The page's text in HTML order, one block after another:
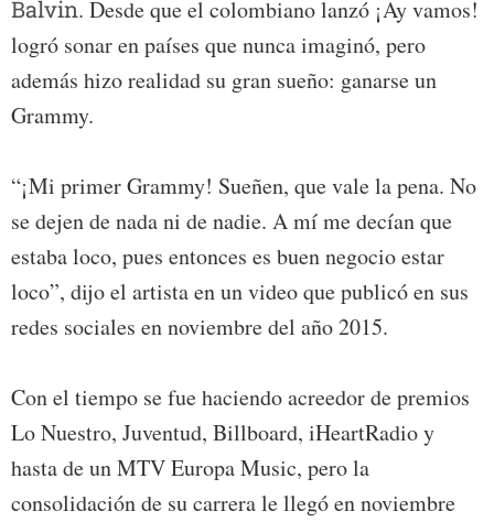
Balvin. Desde que el colombiano lanzó ¡Ay vamos!
logró sonar en países que nunca imaginó, pero
además hizo realidad su gran sueño: ganarse un
Grammy.
“¡Mi primer Grammy! Sueñen, que vale la pena. No
se dejen de nada ni de nadie. A mí me decían que
estaba loco, pues entonces es buen negocio estar
loco”, dijo el artista en un video que publicó en sus
redes sociales en noviembre del año 2015.
Con el tiempo se fue haciendo acreedor de premios
Lo Nuestro, Juventud, Billboard, iHeartRadio y
hasta de un MTV Europa Music, pero la
consolidación de su carrera le llegó en noviembre